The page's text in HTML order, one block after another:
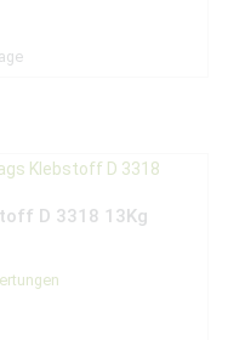
D 3318 13Kg